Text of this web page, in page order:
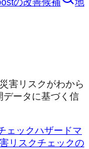
害リスクがわから
データに基づく信
ェックハザードマ
リスクチェックの